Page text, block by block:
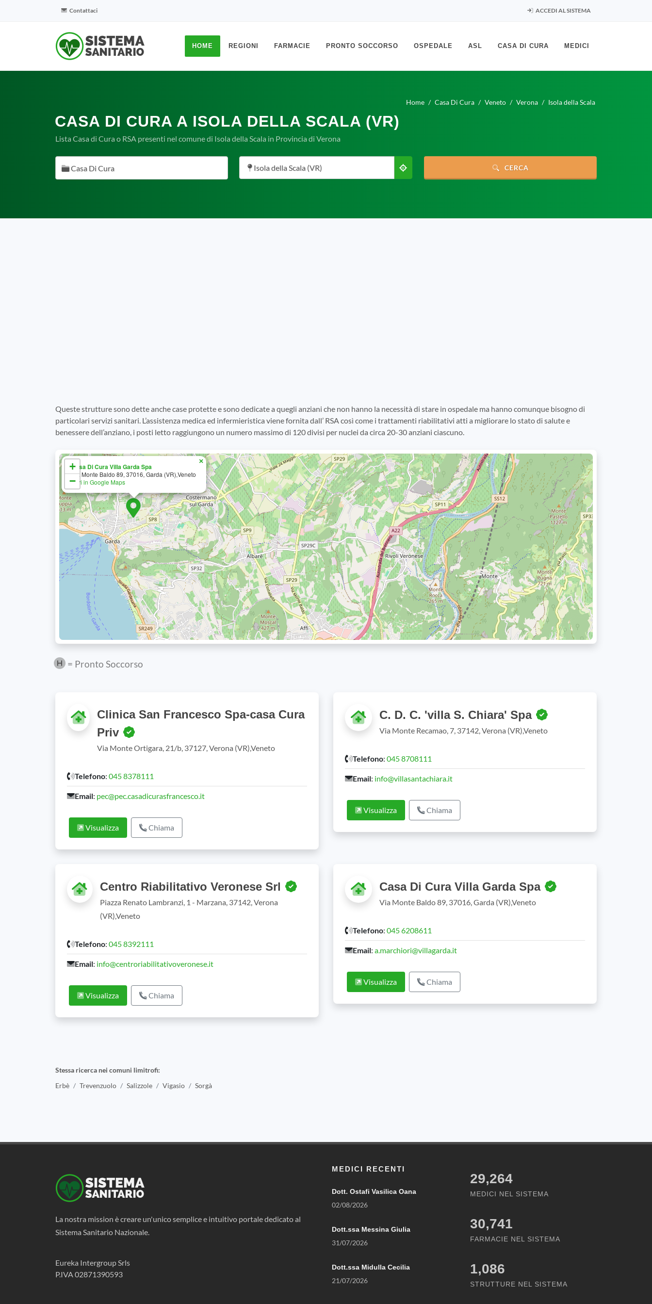
Contattaci ACCEDI AL SISTEMA
HOME REGIONI FARMACIE PRONTO SOCCORSO OSPEDALE ASL CASA DI CURA MEDICI
Home Casa Di Cura Veneto Verona Isola della Scala
CASA DI CURA A ISOLA DELLA SCALA (VR)
Lista Casa di Cura o RSA presenti nel comune di Isola della Scala in Provincia di Verona
Casa Di Cura Isola della Scala (VR) CERCA
Queste strutture sono dette anche case protette e sono dedicate a quegli anziani che non hanno la necessità di stare in ospedale ma hanno comunque bisogno di
particolari servizi sanitari. L’assistenza medica ed infermieristica viene fornita dall’ RSA così come i trattamenti riabilitativi atti a migliorare lo stato di salute e
benessere dell’anziano, i posti letto raggiungono un numero massimo di 120 divisi per nuclei da circa 20-30 anziani ciascuno.
Casa Di Cura Villa Garda Spa
Via Monte Baldo 89, 37016, Garda (VR),Veneto
Apri in Google Maps
×
+
−
= Pronto Soccorso
Clinica San Francesco Spa-casa Cura
Priv
Via Monte Ortigara, 21/b, 37127, Verona (VR),Veneto
Telefono: 045 8378111
Email: pec@pec.casadicurasfrancesco.it
Visualizza Chiama
C. D. C. 'villa S. Chiara' Spa
Via Monte Recamao, 7, 37142, Verona (VR),Veneto
Telefono: 045 8708111
Email: info@villasantachiara.it
Visualizza Chiama
Centro Riabilitativo Veronese Srl
Piazza Renato Lambranzi, 1 - Marzana, 37142, Verona
(VR),Veneto
Telefono: 045 8392111
Email: info@centroriabilitativoveronese.it
Visualizza Chiama
Casa Di Cura Villa Garda Spa
Via Monte Baldo 89, 37016, Garda (VR),Veneto
Telefono: 045 6208611
Email: a.marchiori@villagarda.it
Visualizza Chiama
Stessa ricerca nei comuni limitrofi:
Erbè
Trevenzuolo Salizzole Vigasio Sorgà
La nostra mission è creare un'unico semplice e intuitivo portale dedicato al
Sistema Sanitario Nazionale.
Eureka Intergroup Srls
P.IVA 02871390593
MEDICI RECENTI
Dott. Ostafi Vasilica Oana
02/08/2026
Dott.ssa Messina Giulia
31/07/2026
Dott.ssa Midulla Cecilia
21/07/2026
29,264
MEDICI NEL SISTEMA
30,741
FARMACIE NEL SISTEMA
1,086
STRUTTURE NEL SISTEMA